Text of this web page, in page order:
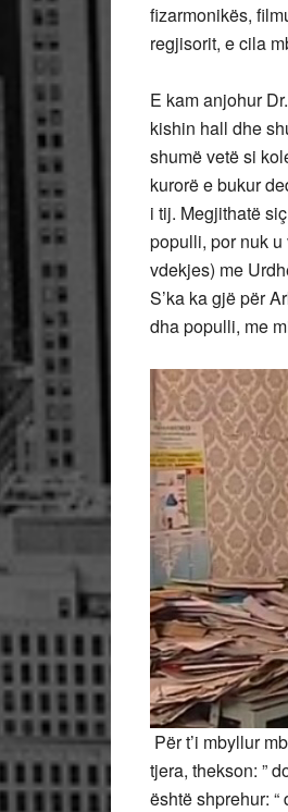
fizarmonikës,
regjisorit, e cila
E kam anjohur
kishin hall dhe
shumë vetë si
kurorë e bukur
i tij. Megjithatë
populli, por nuk
vdekjes) me
S’ka ka gjë për
dha populli, me
Për t’i mbyllur
tjera, thekson: ”
është shprehur: